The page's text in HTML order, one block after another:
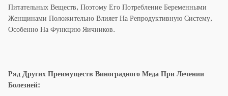
Питательных Веществ, Поэтому Его Потребление Беременными
Женщинами Положительно Влияет На Репродуктивную Систему,
Особенно На Функцию Яичников.
Ряд Других Преимуществ Виноградного Меда При Лечении
Болезней: